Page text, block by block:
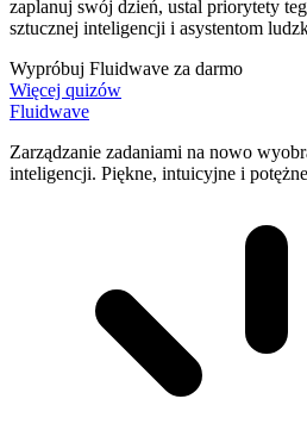
zaplanuj swój dzień, ustal priorytety
sztucznej inteligencji i asystentom
Wypróbuj Fluidwave za darmo
Więcej quizów
Fluidwave
Zarządzanie zadaniami na nowo
inteligencji. Piękne, intuicyjne i